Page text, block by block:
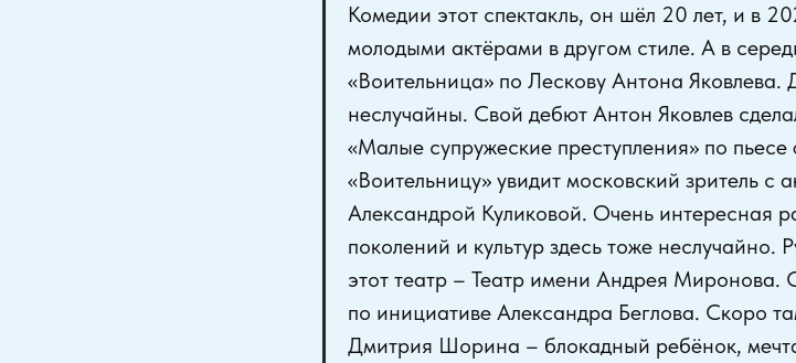
Комедии этот спектакль, он шёл 20 лет, и в
молодыми актёрами в другом стиле. А в
«Воительница» по Лескову Антона Яковлева.
неслучайны. Свой дебют Антон Яковлев
«Малые супружеские преступления» по
«Воительницу» увидит московский зритель с
Александрой Куликовой. Очень интересная
поколений и культур здесь тоже
этот театр – Театр имени Андрея Миронова.
по инициативе Александра Беглова. Скоро
Дмитрия Шорина – блокадный ребёнок,